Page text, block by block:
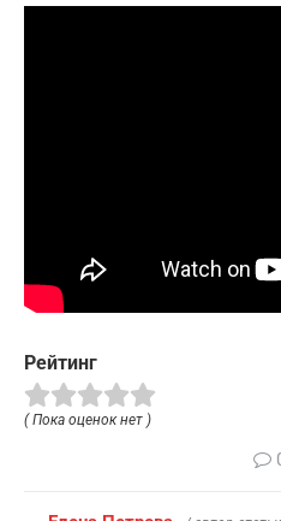
Рейтинг
( Пока оценок нет )